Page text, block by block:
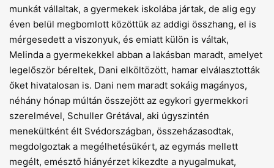
munkát vállaltak, a gyermekek iskolába jártak, de alig egy
éven belül megbomlott közöttük az addigi összhang, el is
mérgesedett a viszonyuk, és emiatt külön is váltak,
Melinda a gyermekekkel abban a lakásban maradt, amelyet
legelőször béreltek, Dani elköltözött, hamar elválasztották
őket hivatalosan is. Dani nem maradt sokáig magányos,
néhány hónap múltán összejött az egykori gyermekkori
szerelmével, Schuller Grétával, aki úgyszintén
menekültként élt Svédországban, összeházasodtak,
megdolgoztak a megélhetésükért, az egymás mellett
megélt, emésztő hiányérzet kikezdte a nyugalmukat,